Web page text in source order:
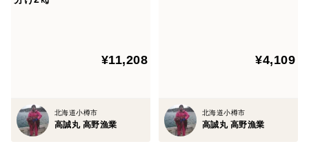
¥11,208
北海道小樽市
高誠丸 高野漁業
¥4,109
北海道小樽市
高誠丸 高野漁業